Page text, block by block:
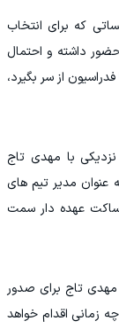
که برای انتخاب
داشته و احتمال
از سر بگیرد،
نزدیکی با مهدی تاج
عنوان مدیر تیم های
ساکت عهده دار سمت
مهدی تاج برای صدور
زمانی اقدام خواهد